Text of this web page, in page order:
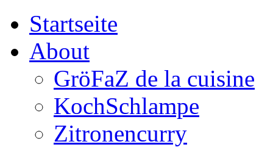
Startseite
About
GröFaZ de la cuisine
KochSchlampe
Zitronencurry